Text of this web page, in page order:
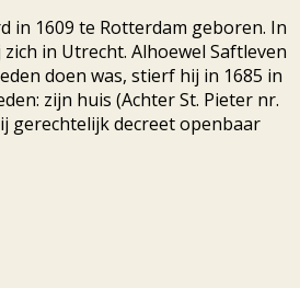
in 1609 te Rotterdam geboren. In
in Utrecht. Alhoewel Saftleven
doen was, stierf hij in 1685 in
zijn huis (Achter St. Pieter nr.
gerechtelijk decreet openbaar